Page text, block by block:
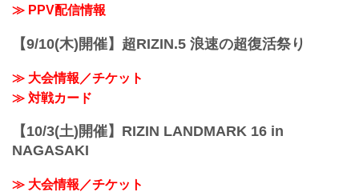
≫ PPV配信情報
【9/10(木)開催】超RIZIN.5 浪速の超復活祭り
≫ 大会情報／チケット
≫ 対戦カード
【10/3(土)開催】RIZIN LANDMARK 16 in
NAGASAKI
≫ 大会情報／チケット